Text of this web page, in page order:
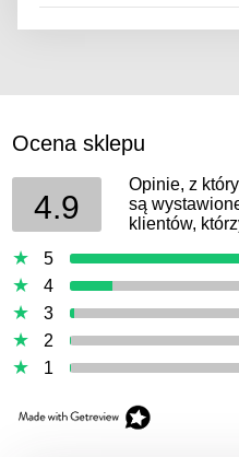
Ocena sklepu
4.9
Opinie, z
są
klientów,
5
4
3
2
1